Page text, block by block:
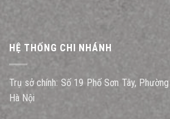
HỆ THỐNG CHI NHÁNH
Trụ sở chính: Số 19 Phố Sơn Tây,
Hà Nội